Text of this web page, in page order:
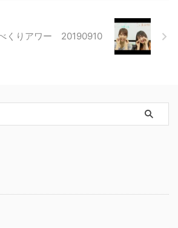
くりアワー 20190910